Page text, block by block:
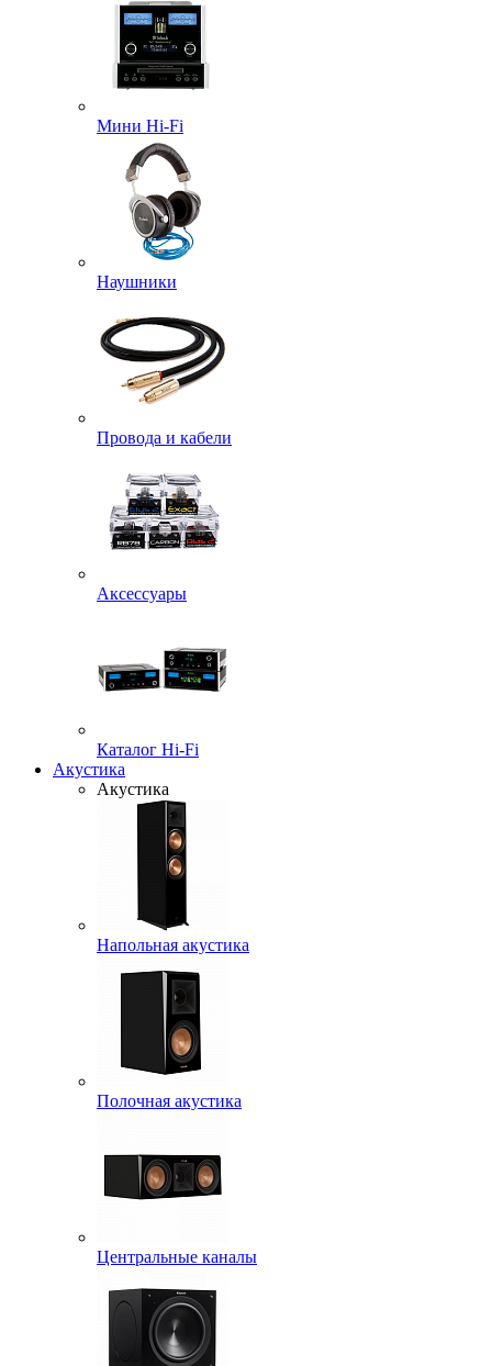
Мини Hi-Fi
Наушники
Провода и кабели
Аксессуары
Каталог Hi-Fi
Акустика
Акустика
Напольная акустика
Полочная акустика
Центральные каналы